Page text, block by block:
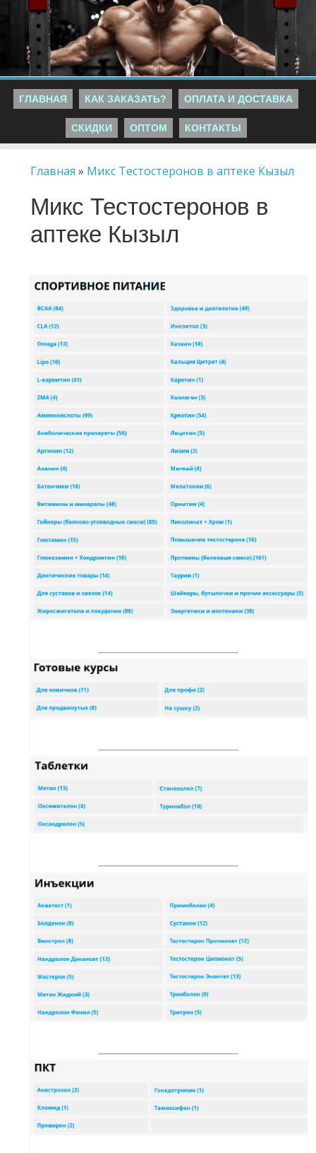
ГЛАВНАЯ КАК ЗАКАЗАТЬ? ОПЛАТА И ДОСТАВКА
СКИДКИ ОПТОМ КОНТАКТЫ
Главная » Микс Тестостеронов в аптеке Кызыл
Микс Тестостеронов в
аптеке Кызыл